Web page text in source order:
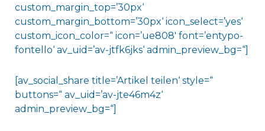
custom_margin_top=’30px‘
custom_margin_bottom=’30px‘ icon_select=’yes‘
custom_icon_color=“ icon=’ue808′ font=’entypo-
fontello‘ av_uid=’av-jtfk6jks‘ admin_preview_bg=“]
[av_social_share title=’Artikel teilen‘ style=“
buttons=“ av_uid=’av-jte46m4z‘
admin_preview_bg=“]